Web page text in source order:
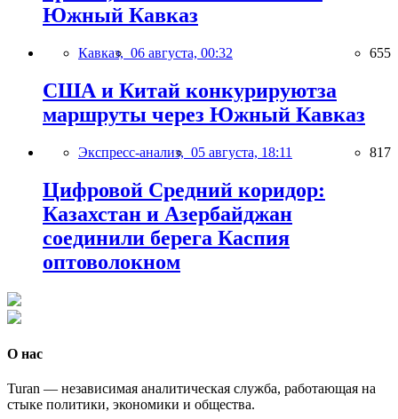
Южный Кавказ
Кавказ, 06 августа, 00:32 655
США и Китай конкурируютза
маршруты через Южный Кавказ
Экспресс-анализ, 05 августа, 18:11 817
Цифровой Средний коридор:
Казахстан и Азербайджан
соединили берега Каспия
оптоволокном
О нас
Turan — независимая аналитическая служба, работающая на
стыке политики, экономики и общества.